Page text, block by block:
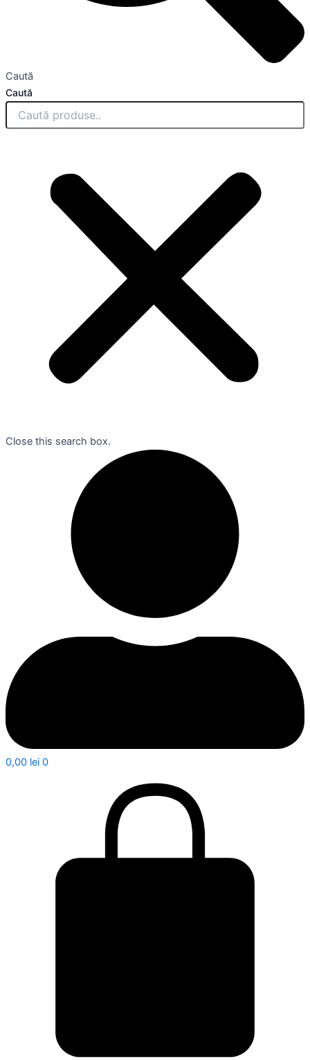
Caută
Caută
Close this search box.
0,00 lei 0